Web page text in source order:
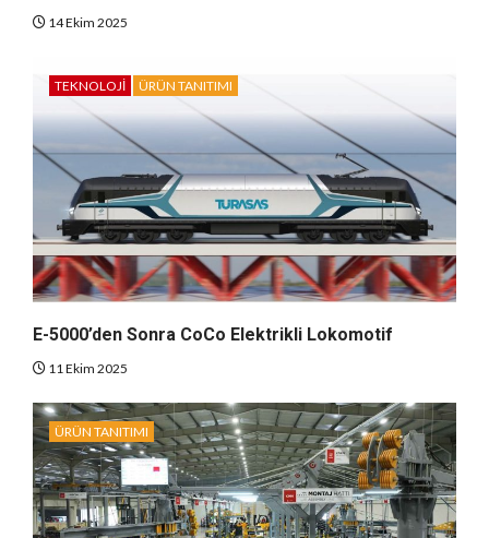
14 Ekim 2025
TEKNOLOJI ÜRÜN TANITIMI
E-5000’den Sonra CoCo Elektrikli Lokomotif
11 Ekim 2025
ÜRÜN TANITIMI